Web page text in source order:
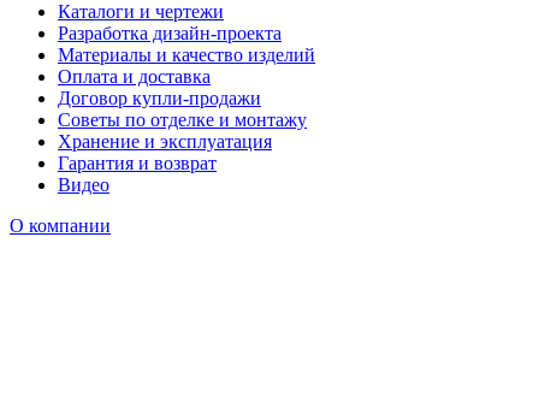
Каталоги и чертежи
Разработка дизайн-проекта
Материалы и качество изделий
Оплата и доставка
Договор купли-продажи
Советы по отделке и монтажу
Хранение и эксплуатация
Гарантия и возврат
Видео
О компании